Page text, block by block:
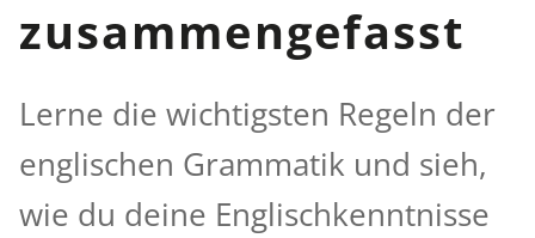
zusammengefasst
Lerne die wichtigsten Regeln der
englischen Grammatik und sieh,
wie du deine Englischkenntnisse